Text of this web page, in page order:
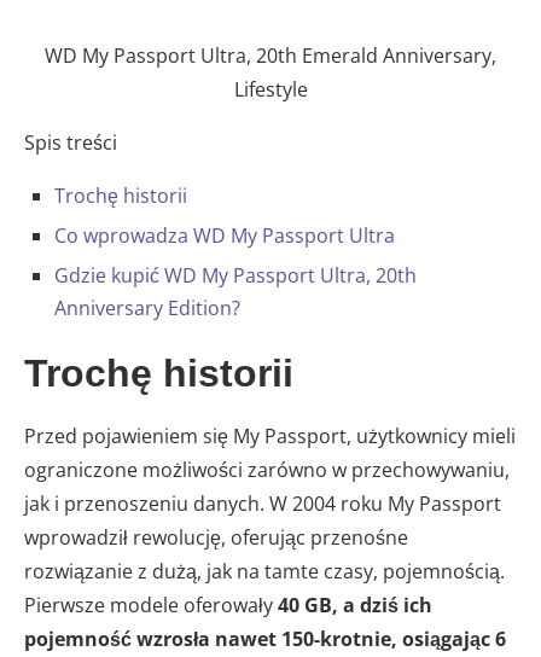
WD My Passport Ultra, 20th Emerald Anniversary,
Lifestyle
Spis treści
Trochę historii
Co wprowadza WD My Passport Ultra
Gdzie kupić WD My Passport Ultra, 20th
Anniversary Edition?
Trochę historii
Przed pojawieniem się My Passport, użytkownicy mieli
ograniczone możliwości zarówno w przechowywaniu,
jak i przenoszeniu danych. W 2004 roku My Passport
wprowadził rewolucję, oferując przenośne
rozwiązanie z dużą, jak na tamte czasy, pojemnością.
Pierwsze modele oferowały40 GB, a dziś ich
pojemność wzrosła nawet 150-krotnie, osiągając 6